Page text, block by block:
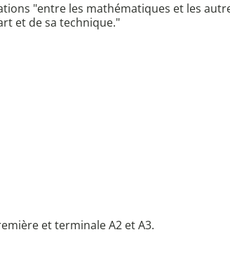
"entre les mathématiques et les
et de sa technique."
et terminale A2 et A3.